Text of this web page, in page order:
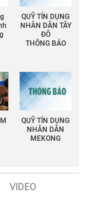
QUỸ TÍN DỤNG
NHÂN DÂN TÂY
ĐÔ
THÔNG BÁO
QUỸ TÍN DỤNG
NHÂN DÂN
MEKONG
VIDEO